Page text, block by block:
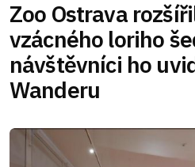
Zoo Ostrava
vzácného loriho
návštěvníci ho
Wanderu